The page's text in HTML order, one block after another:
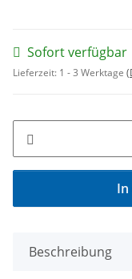
Sofort verfügbar
Lieferzeit: 1 - 3 Werktage
Beschreibung